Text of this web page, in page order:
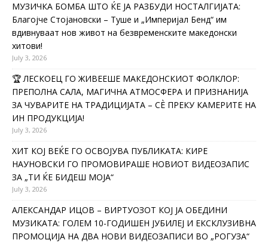
МУЗИЧКА БОМБА ШТО ЌЕ ЈА РАЗБУДИ НОСТАЛГИЈАТА:
Благојче Стојановски – Туше и „Империјал Бенд“ им
вдивнуваат нов живот на безвременските македонски
хитови!
July 3, 2026
🏆 ЛЕСКОЕЦ ГО ЖИВЕЕШЕ МАКЕДОНСКИОТ ФОЛКЛОР:
ПРЕПОЛНА САЛА, МАГИЧНА АТМОСФЕРА И ПРИЗНАНИЈА
ЗА ЧУВАРИТЕ НА ТРАДИЦИЈАТА – СÈ ПРЕКУ КАМЕРИТЕ НА
ИН ПРОДУКЦИЈА!
July 3, 2026
ХИТ КОЈ ВЕЌЕ ГО ОСВОЈУВА ПУБЛИКАТА: КИРЕ
НАУНОВСКИ ГО ПРОМОВИРАШЕ НОВИОТ ВИДЕОЗАПИС
ЗА „ТИ ЌЕ БИДЕШ МОЈА“
July 3, 2026
АЛЕКСАНДАР ИЦОВ – ВИРТУОЗОТ КОЈ ЈА ОБЕДИНИ
МУЗИКАТА: ГОЛЕМ 10-ГОДИШЕН ЈУБИЛЕЈ И ЕКСКЛУЗИВНА
ПРОМОЦИЈА НА ДВА НОВИ ВИДЕОЗАПИСИ ВО „РОГУЗА“